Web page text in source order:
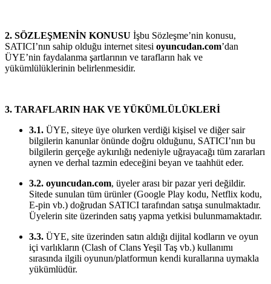
2. SÖZLEŞMENİN KONUSU İşbu Sözleşme’nin konusu,
SATICI’nın sahip olduğu internet sitesi oyuncudan.com’dan
ÜYE’nin faydalanma şartlarının ve tarafların hak ve
yükümlülüklerinin belirlenmesidir.
3. TARAFLARIN HAK VE YÜKÜMLÜLÜKLERİ
3.1. ÜYE, siteye üye olurken verdiği kişisel ve diğer sair
bilgilerin kanunlar önünde doğru olduğunu, SATICI’nın bu
bilgilerin gerçeğe aykırılığı nedeniyle uğrayacağı tüm zararları
aynen ve derhal tazmin edeceğini beyan ve taahhüt eder.
3.2. oyuncudan.com, üyeler arası bir pazar yeri değildir.
Sitede sunulan tüm ürünler (Google Play kodu, Netflix kodu,
E-pin vb.) doğrudan SATICI tarafından satışa sunulmaktadır.
Üyelerin site üzerinden satış yapma yetkisi bulunmamaktadır.
3.3. ÜYE, site üzerinden satın aldığı dijital kodların ve oyun
içi varlıkların (Clash of Clans Yeşil Taş vb.) kullanımı
sırasında ilgili oyunun/platformun kendi kurallarına uymakla
yükümlüdür.